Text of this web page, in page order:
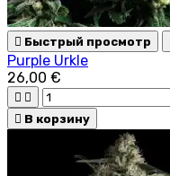
 Быстрый просмотр
Purple Urkle
26,00 €
 
 В корзину